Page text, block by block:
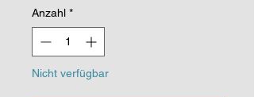
Anzahl *
Nicht verfügbar